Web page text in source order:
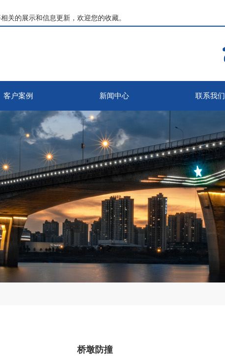
关的展示和信息更新，欢迎您的收藏。
客户案例 新闻中心 联系我们
桥墩防撞